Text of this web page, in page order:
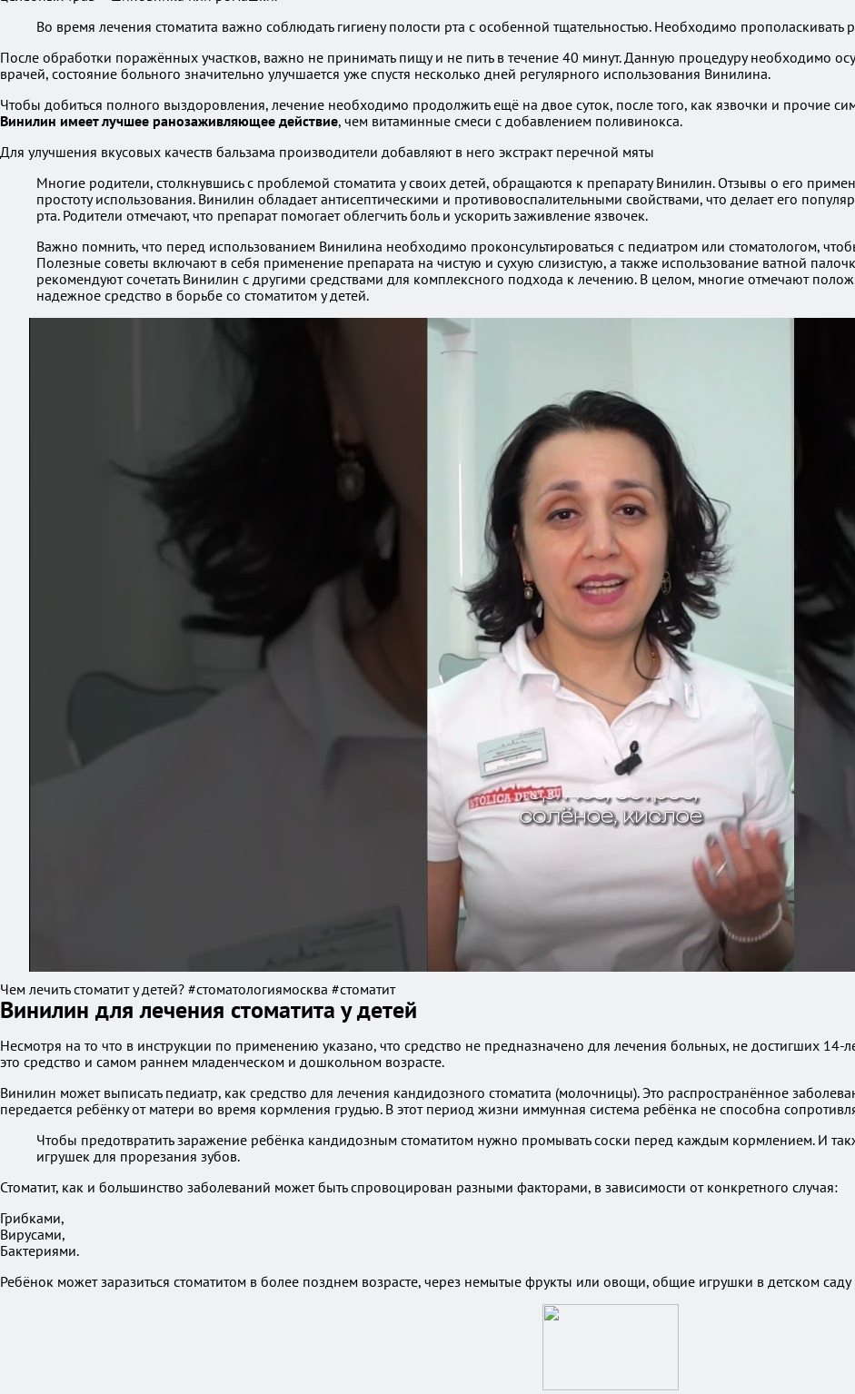
Во время лечения стоматита важно соблюдать гигиену полости рта с особенной тщательностью. Необходимо
После обработки поражённых участков, важно не принимать пищу и не пить в течение 40 минут. Данную процедуру необходимо
врачей, состояние больного значительно улучшается уже спустя несколько дней регулярного использования Винилина.
Чтобы добиться полного выздоровления, лечение необходимо продолжить ещё на двое суток, после того, как язвочки и прочие
Винилин имеет лучшее ранозаживляющее действие, чем витаминные смеси с добавлением поливинокса.
Для улучшения вкусовых качеств бальзама производители добавляют в него экстракт перечной мяты
Многие родители, столкнувшись с проблемой стоматита у своих детей, обращаются к препарату Винилин. Отзывы о его
простоту использования. Винилин обладает антисептическими и противовоспалительными свойствами, что делает его
рта. Родители отмечают, что препарат помогает облегчить боль и ускорить заживление язвочек.
Важно помнить, что перед использованием Винилина необходимо проконсультироваться с педиатром или стоматологом,
Полезные советы включают в себя применение препарата на чистую и сухую слизистую, а также использование ватной
рекомендуют сочетать Винилин с другими средствами для комплексного подхода к лечению. В целом, многие отмечают
надежное средство в борьбе со стоматитом у детей.
Чем лечить стоматит у детей? #стоматологиямосква #стоматит
Винилин для лечения стоматита у детей
Несмотря на то что в инструкции по применению указано, что средство не предназначено для лечения больных, не достигших 14-
это средство и самом раннем младенческом и дошкольном возрасте.
Винилин может выписать педиатр, как средство для лечения кандидозного стоматита (молочницы). Это распространённое
передается ребёнку от матери во время кормления грудью. В этот период жизни иммунная система ребёнка не способна
Чтобы предотвратить заражение ребёнка кандидозным стоматитом нужно промывать соски перед каждым кормлением. И
игрушек для прорезания зубов.
Стоматит, как и большинство заболеваний может быть спровоцирован разными факторами, в зависимости от конкретного случая:
Грибками,
Вирусами,
Бактериями.
Ребёнок может заразиться стоматитом в более позднем возрасте, через немытые фрукты или овощи, общие игрушки в детском саду